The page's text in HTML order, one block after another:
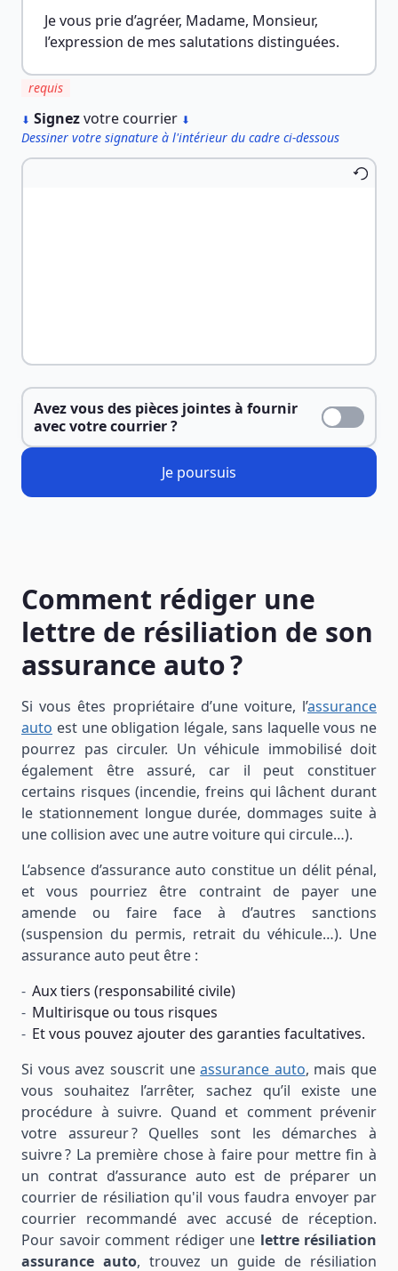
Je vous prie d’agréer, Madame, Monsieur,
l’expression de mes salutations distinguées.
requis
⬇ Signezvotre courrier ⬇
Dessiner votre signature à l'intérieur du cadre ci-dessous
Avez vous des pièces jointes à fournir
avec votre courrier ?
Je poursuis
Comment rédiger une
lettre de résiliation de son
assurance auto ?
Si vous êtes propriétaire d’une voiture, l’assurance
auto est une obligation légale, sans laquelle vous ne
pourrez pas circuler. Un véhicule immobilisé doit
également être assuré, car il peut constituer
certains risques (incendie, freins qui lâchent durant
le stationnement longue durée, dommages suite à
une collision avec une autre voiture qui circule…).
L’absence d’assurance auto constitue un délit pénal,
et vous pourriez être contraint de payer une
amende ou faire face à d’autres sanctions
(suspension du permis, retrait du véhicule…). Une
assurance auto peut être :
Aux tiers (responsabilité civile)
Multirisque ou tous risques
Et vous pouvez ajouter des garanties facultatives.
Si vous avez souscrit uneassurance auto, mais que
vous souhaitez l’arrêter, sachez qu’il existe une
procédure à suivre. Quand et comment prévenir
votre assureur ? Quelles sont les démarches à
suivre ? La première chose à faire pour mettre fin à
un contrat d’assurance auto est de préparer un
courrier de résiliation qu'il vous faudra envoyer par
courrier recommandé avec accusé de réception.
Pour savoir comment rédiger une lettre résiliation
assurance auto, trouvez un guide de résiliation